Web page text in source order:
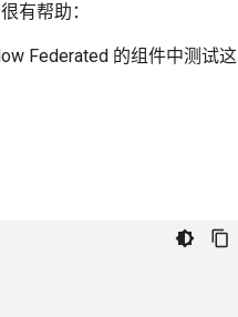
有帮助：
Federated 的组件中测试这